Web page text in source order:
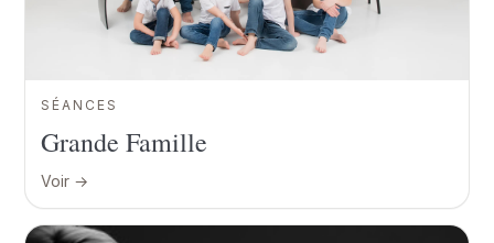
SÉANCES
Grande Famille
Voir →